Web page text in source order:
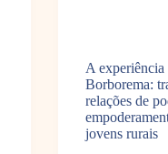
A experiência
Borborema:
relações de
jovens rurais